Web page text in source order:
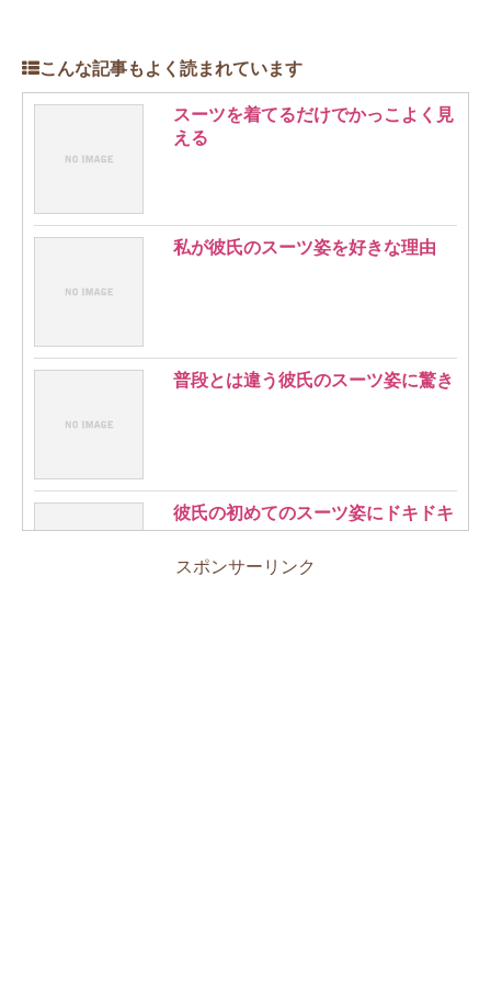
こんな記事もよく読まれています
スーツを着てるだけでかっこよく見
える
私が彼氏のスーツ姿を好きな理由
普段とは違う彼氏のスーツ姿に驚き
彼氏の初めてのスーツ姿にドキドキ
スポンサーリンク